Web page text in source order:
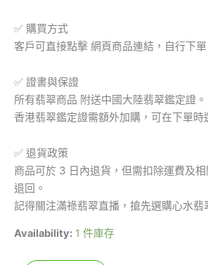
✅ 購買方式
客戶可直接點擊 網頁商品連結，自行下單
✅ 證書與保證
所有翡翠商品 附送中國大陸翡翠鑑定證。
香港翡翠鑑定證需額外加購，可在下單時
✅ 退貨政策
商品可於 3 日內退貨，但需扣除運費及
退回。
記得關注滿祿翡翠直播，搶先選購心水翡
Availability: 1 件庫存